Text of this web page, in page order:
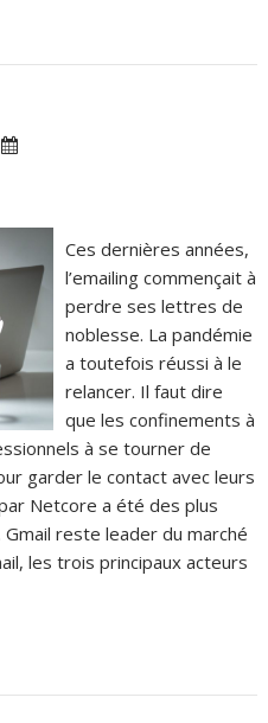
Ces dernières années,
l’emailing commençait à
perdre ses lettres de
noblesse. La pandémie
a toutefois réussi à le
relancer. Il faut dire
que les confinements à
à se tourner de
garder le contact avec leurs
Netcore a été des plus
reste leader du marché
les trois principaux acteurs